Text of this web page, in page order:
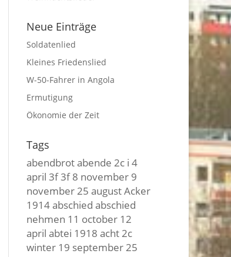
Neue Einträge
Soldatenlied
Kleines Friedenslied
W-50-Fahrer in Angola
Ermutigung
Ökonomie der Zeit
Tags
abendbrotabende 2c i 4
april 3f 3f8 november 9
november25 augustAcker
1914abschied abschied
nehmen 11 october 12
april abtei 1918 acht2c
winter 19 september25